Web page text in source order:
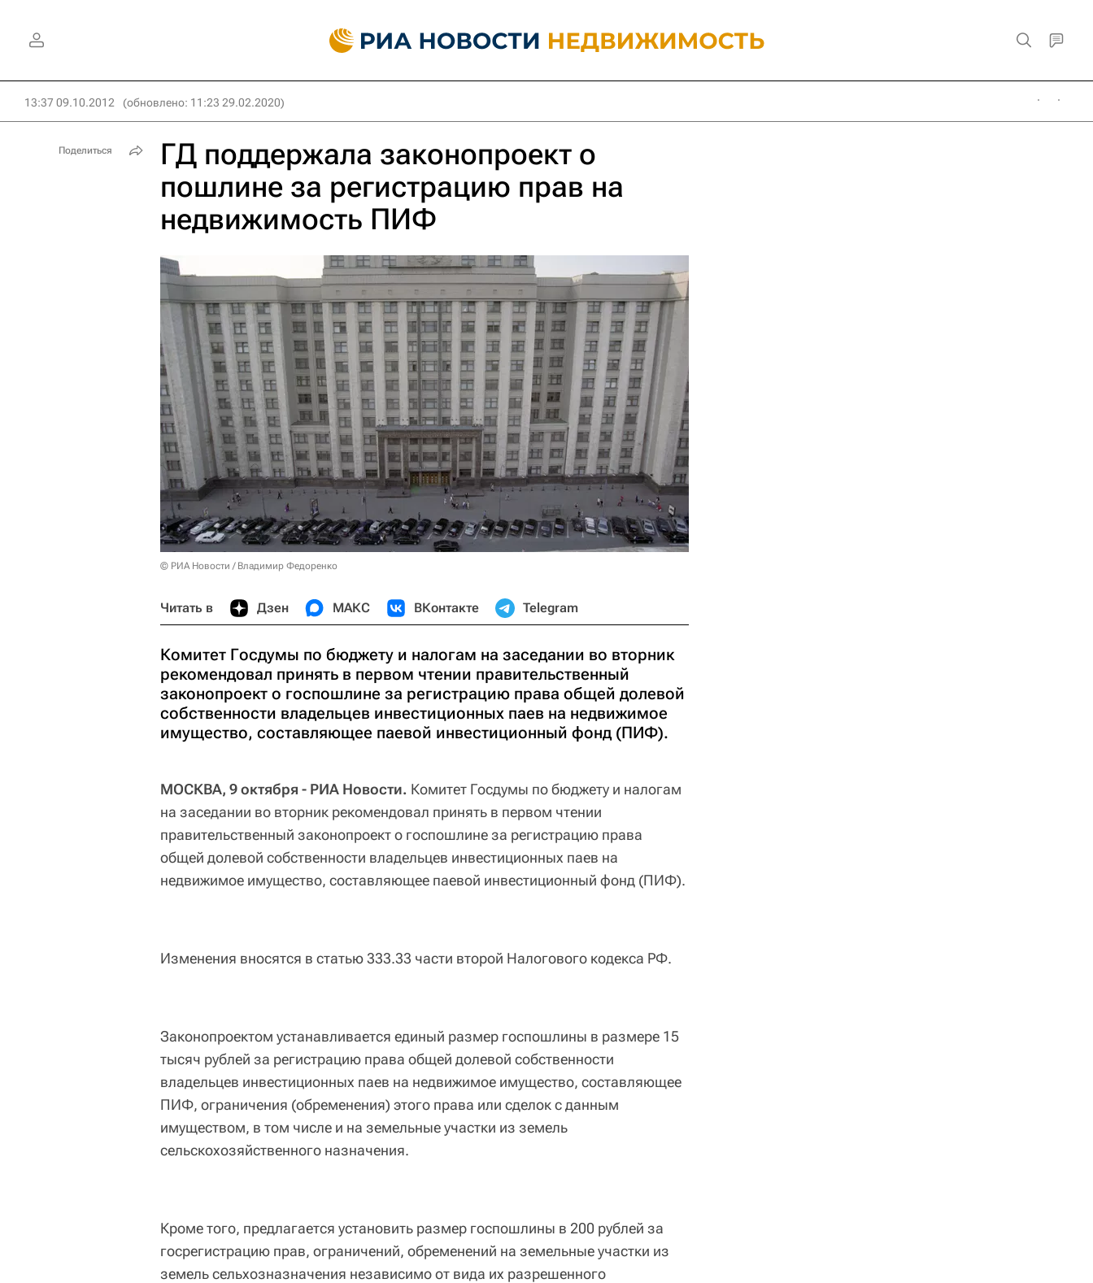
13:37 09.10.2012 (обновлено: 11:23 29.02.2020)
ГД поддержала законопроект о
пошлине за регистрацию прав на
недвижимость ПИФ
© РИА Новости / Владимир Федоренко
Читать в Дзен МАКС ВКонтакте Telegram
Комитет Госдумы по бюджету и налогам на заседании во вторник
рекомендовал принять в первом чтении правительственный
законопроект о госпошлине за регистрацию права общей долевой
собственности владельцев инвестиционных паев на недвижимое
имущество, составляющее паевой инвестиционный фонд (ПИФ).
МОСКВА, 9 октября - РИА Новости. Комитет Госдумы по бюджету и налогам
на заседании во вторник рекомендовал принять в первом чтении
правительственный законопроект о госпошлине за регистрацию права
общей долевой собственности владельцев инвестиционных паев на
недвижимое имущество, составляющее паевой инвестиционный фонд (ПИФ).
Изменения вносятся в статью 333.33 части второй Налогового кодекса РФ.
Законопроектом устанавливается единый размер госпошлины в размере 15
тысяч рублей за регистрацию права общей долевой собственности
владельцев инвестиционных паев на недвижимое имущество, составляющее
ПИФ, ограничения (обременения) этого права или сделок с данным
имуществом, в том числе и на земельные участки из земель
сельскохозяйственного назначения.
Кроме того, предлагается установить размер госпошлины в 200 рублей за
госрегистрацию прав, ограничений, обременений на земельные участки из
земель сельхозназначения независимо от вида их разрешенного
Поделиться